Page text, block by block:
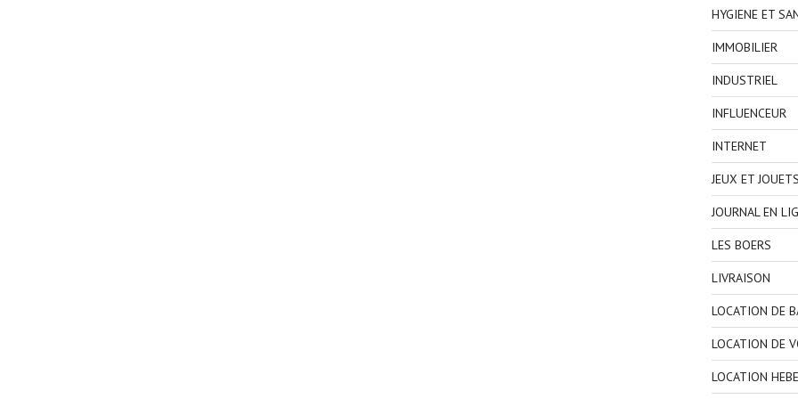
HYGIENE ET
IMMOBILIER
INDUSTRIEL
INFLUENCEUR
INTERNET
JEUX ET JOUETS
JOURNAL EN
LES BOERS
LIVRAISON
LOCATION DE
LOCATION DE
LOCATION